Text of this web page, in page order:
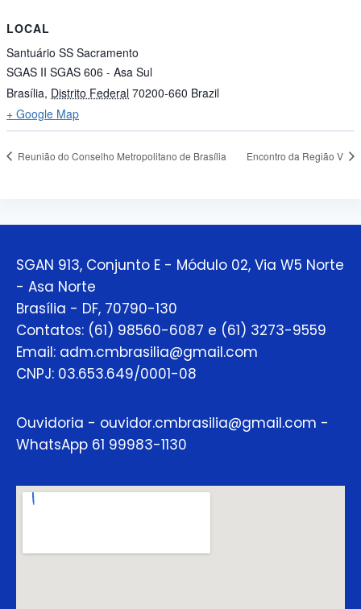
LOCAL
Santuário SS Sacramento
SGAS II SGAS 606 - Asa Sul
Brasília, Distrito Federal 70200-660 Brazil
+ Google Map
Reunião do Conselho Metropolitano de Brasília Encontro da Região V
SGAN 913, Conjunto E - Módulo 02, Via W5 Norte
- Asa Norte
Brasília - DF, 70790-130
Contatos: (61) 98560-6087 e (61) 3273-9559
Email: adm.cmbrasilia@gmail.com
CNPJ: 03.653.649/0001-08
Ouvidoria - ouvidor.cmbrasilia@gmail.com -
WhatsApp 61 99983-1130